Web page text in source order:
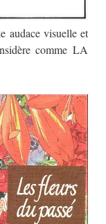
audace visuelle et
comme LA